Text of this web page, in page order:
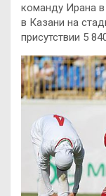
команду Ирана
в Казани на
присутствии 5